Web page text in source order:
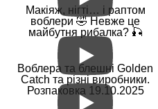
Макіяж, нігті… і раптом
воблери 🤣 Невже це
майбутня рибалка? 🎣
Воблера та блешні Golden
Catch та різні виробники.
Розпаковка 19.10.2025